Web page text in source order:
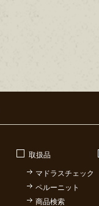
取扱品
マドラスチェック
ペルーニット
商品検索